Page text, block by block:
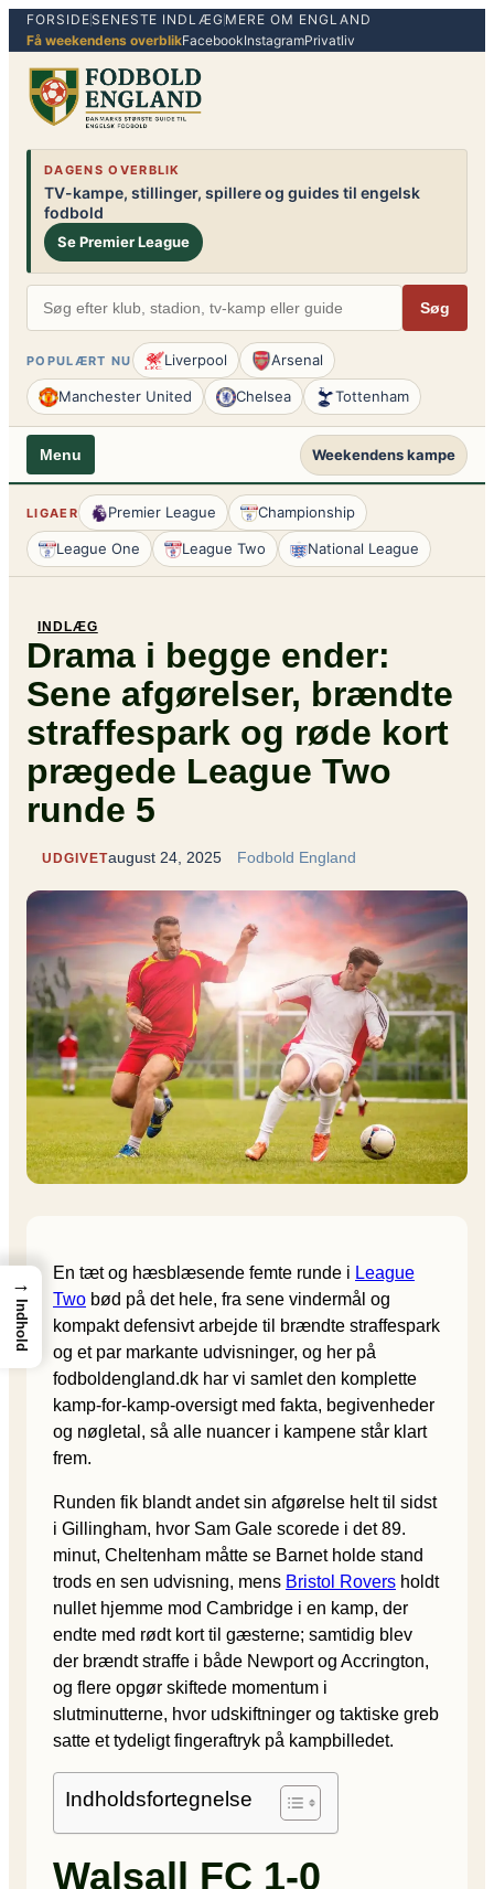
Spring
indhold
FORSIDESENESTE INDLÆGMERE OM ENGLAND
Få weekendens overblikFacebookInstagramPrivatliv
DAGENS OVERBLIK
TV-kampe, stillinger, spillere og guides til engelsk
fodbold
Se Premier League
Søg
POPULÆRT NU Liverpool Arsenal
Manchester United Chelsea Tottenham
Menu Weekendens kampe
LIGAER Premier League Championship
League One League Two National League
INDLÆG
Drama i begge ender:
Sene afgørelser, brændte
straffespark og røde kort
prægede League Two
runde 5
UDGIVETaugust 24, 2025 Fodbold England
En tæt og hæsblæsende femte runde i League
Two bød på det hele, fra sene vindermål og
kompakt defensivt arbejde til brændte straffespark
og et par markante udvisninger, og her på
fodboldengland.dk har vi samlet den komplette
kamp-for-kamp-oversigt med fakta, begivenheder
og nøgletal, så alle nuancer i kampene står klart
frem.
Runden fik blandt andet sin afgørelse helt til sidst
i Gillingham, hvor Sam Gale scorede i det 89.
minut, Cheltenham måtte se Barnet holde stand
trods en sen udvisning, mens Bristol Rovers holdt
nullet hjemme mod Cambridge i en kamp, der
endte med rødt kort til gæsterne; samtidig blev
der brændt straffe i både Newport og Accrington,
og flere opgør skiftede momentum i
slutminutterne, hvor udskiftninger og taktiske greb
satte et tydeligt fingeraftryk på kampbilledet.
Indholdsfortegnelse
Walsall FC 1-0
→
Indhold